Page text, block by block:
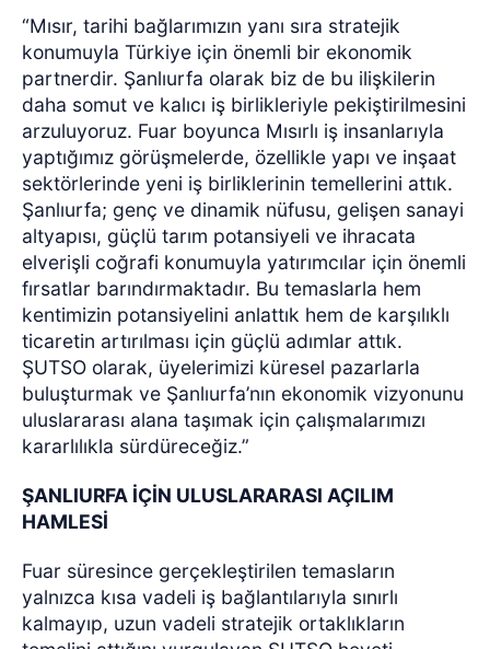
“Mısır, tarihi bağlarımızın yanı sıra stratejik
konumuyla Türkiye için önemli bir ekonomik
partnerdir. Şanlıurfa olarak biz de bu ilişkilerin
daha somut ve kalıcı iş birlikleriyle pekiştirilmesini
arzuluyoruz. Fuar boyunca Mısırlı iş insanlarıyla
yaptığımız görüşmelerde, özellikle yapı ve inşaat
sektörlerinde yeni iş birliklerinin temellerini attık.
Şanlıurfa; genç ve dinamik nüfusu, gelişen sanayi
altyapısı, güçlü tarım potansiyeli ve ihracata
elverişli coğrafi konumuyla yatırımcılar için önemli
fırsatlar barındırmaktadır. Bu temaslarla hem
kentimizin potansiyelini anlattık hem de karşılıklı
ticaretin artırılması için güçlü adımlar attık.
ŞUTSO olarak, üyelerimizi küresel pazarlarla
buluşturmak ve Şanlıurfa’nın ekonomik vizyonunu
uluslararası alana taşımak için çalışmalarımızı
kararlılıkla sürdüreceğiz.”
ŞANLIURFA İÇİN ULUSLARARASI AÇILIM
HAMLESİ
Fuar süresince gerçekleştirilen temasların
yalnızca kısa vadeli iş bağlantılarıyla sınırlı
kalmayıp, uzun vadeli stratejik ortaklıkların